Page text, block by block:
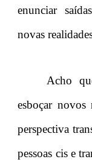
enunciar
novas
Acho
esboçar novos
perspectiva
pessoas cis e